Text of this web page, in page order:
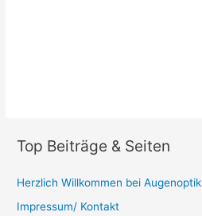
Top Beiträge & Seiten
Herzlich Willkommen bei
Impressum/ Kontakt